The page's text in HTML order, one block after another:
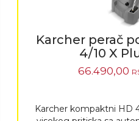
Karcher perač
4/10 X
66.490,00
Karcher kompaktni HD